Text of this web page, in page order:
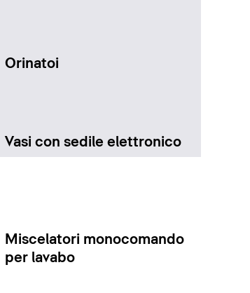
Orinatoi
Vasi con sedile elettronico
Miscelatori monocomando
per lavabo